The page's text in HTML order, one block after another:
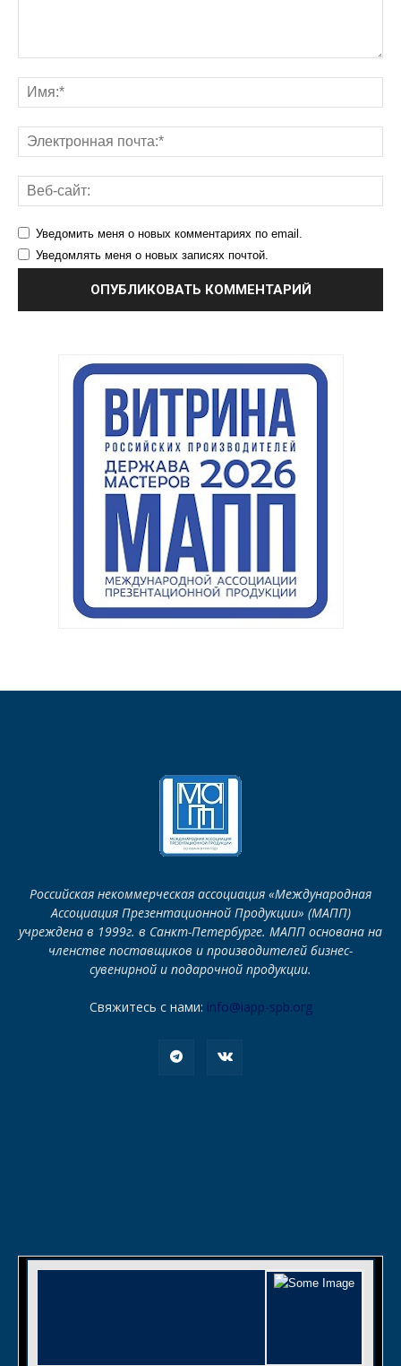
Уведомить меня о новых комментариях по email.
Уведомлять меня о новых записях почтой.
Российская некоммерческая ассоциация «Международная
Ассоциация Презентационной Продукции» (МАПП)
учреждена в 1999г. в Санкт-Петербурге. МАПП основана на
членстве поставщиков и производителей бизнес-
сувенирной и подарочной продукции.
Свяжитесь с нами: info@iapp-spb.org